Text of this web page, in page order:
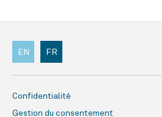
Confidentialité
Gestion du consentement
EN FR